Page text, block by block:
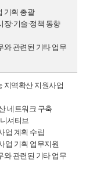
포토뉴스
입주시설안내
기획 총괄
·기술·정책 동향
관련된 기타 업무
지역확산 지원사업
네트워크 구축
셔티브
업 계획 수립
업 기획 업무지원
관련된 기타 업무